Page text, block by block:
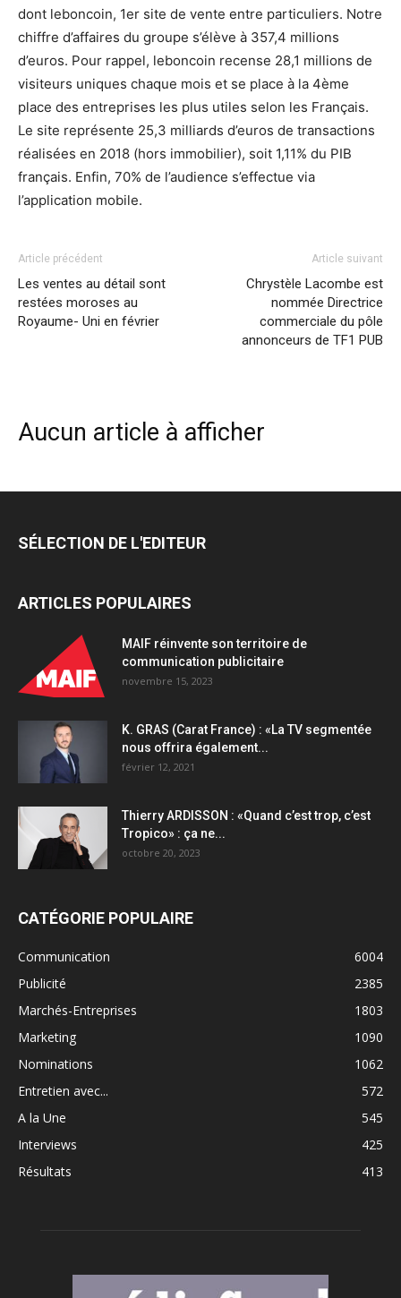
dont leboncoin, 1er site de vente entre particuliers. Notre
chiffre d’affaires du groupe s’élève à 357,4 millions
d’euros. Pour rappel, leboncoin recense 28,1 millions de
visiteurs uniques chaque mois et se place à la 4ème
place des entreprises les plus utiles selon les Français.
Le site représente 25,3 milliards d’euros de transactions
réalisées en 2018 (hors immobilier), soit 1,11% du PIB
français. Enfin, 70% de l’audience s’effectue via
l’application mobile.
Article précédent
Les ventes au détail sont
restées moroses au
Royaume- Uni en février
Article suivant
Chrystèle Lacombe est
nommée Directrice
commerciale du pôle
annonceurs de TF1 PUB
Aucun article à afficher
SÉLECTION DE L'EDITEUR
ARTICLES POPULAIRES
MAIF réinvente son territoire de
communication publicitaire
novembre 15, 2023
K. GRAS (Carat France) : «La TV segmentée
nous offrira également...
février 12, 2021
Thierry ARDISSON : «Quand c’est trop, c’est
Tropico» : ça ne...
octobre 20, 2023
CATÉGORIE POPULAIRE
Communication
6004
Publicité
2385
Marchés-Entreprises
1803
Marketing
1090
Nominations
1062
Entretien avec...
572
A la Une
545
Interviews
425
Résultats
413